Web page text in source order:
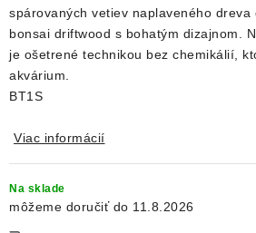
VÝPREDAJ
Moja objednávka
spárovaných vetiev naplaveného dreva
bonsai driftwood s bohatým dizajnom.
je ošetrené technikou bez chemikálií,
akvárium.
BT1S
Viac informácií
Na sklade
11.8.2026